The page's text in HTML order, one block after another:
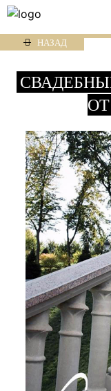
НАЗАД
ОТ